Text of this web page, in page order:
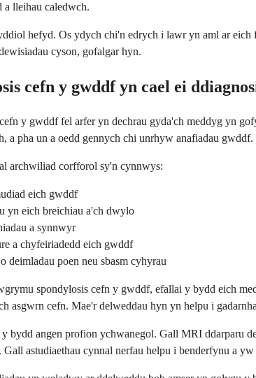
lleihau caledwch.
hefyd. Os ydych chi'n edrych i lawr yn aml ar eich
cyson, gofalgar hyn.
cefn y gwddf yn cael ei
y gwddf fel arfer yn dechrau gyda'ch meddyg yn
a pha un a oedd gennych chi unrhyw anafiadau gwddf.
archwiliad corfforol sy'n cynnwys:
eich gwddf
yn eich breichiau a'ch dwylo
a synnwyr
a chyfeiriadedd eich gwddf
deimladau poen neu sbasm cyhyrau
spondylosis cefn y gwddf, efallai y bydd eich
asgwrn cefn. Mae'r delweddau hyn yn helpu i
bydd angen profion ychwanegol. Gall MRI ddarparu
astudiaethau cynnal nerfau helpu i benderfynu a